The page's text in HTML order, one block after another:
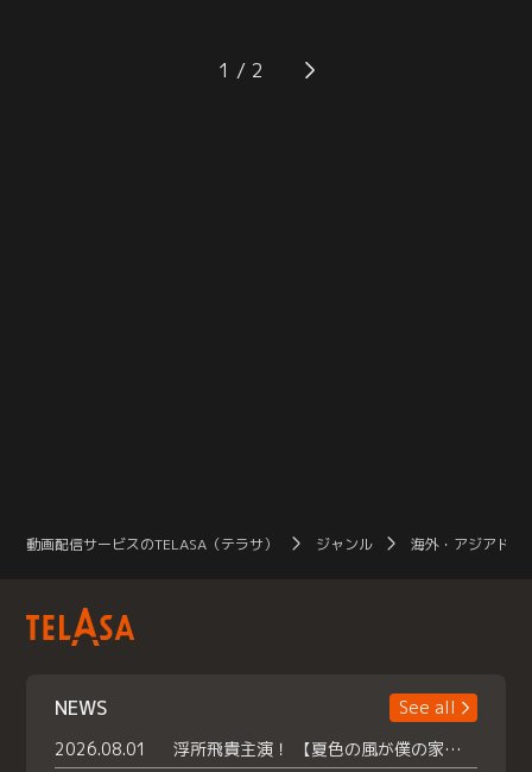
が妊娠中の体によくないと医師に言
われてしまう。そこへ新たな仕事の
に向かう。ケイトは子供部屋を作ろ
うと家の中を整理していたところ、
1
動画配信サービスのTELASA（テラサ） ジャンル 海外・アジアドラ
NEWS
See all
2026.08.01
浮所飛貴主演！ 【夏色の風が僕の家にやってきた】 本日よりテラサで独占配信スタート！